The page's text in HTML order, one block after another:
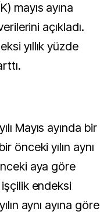
açıkladı.
yıllık yüzde
Mayıs ayında bir
önceki yılın aynı
aya göre
endeksi
aynı ayına göre